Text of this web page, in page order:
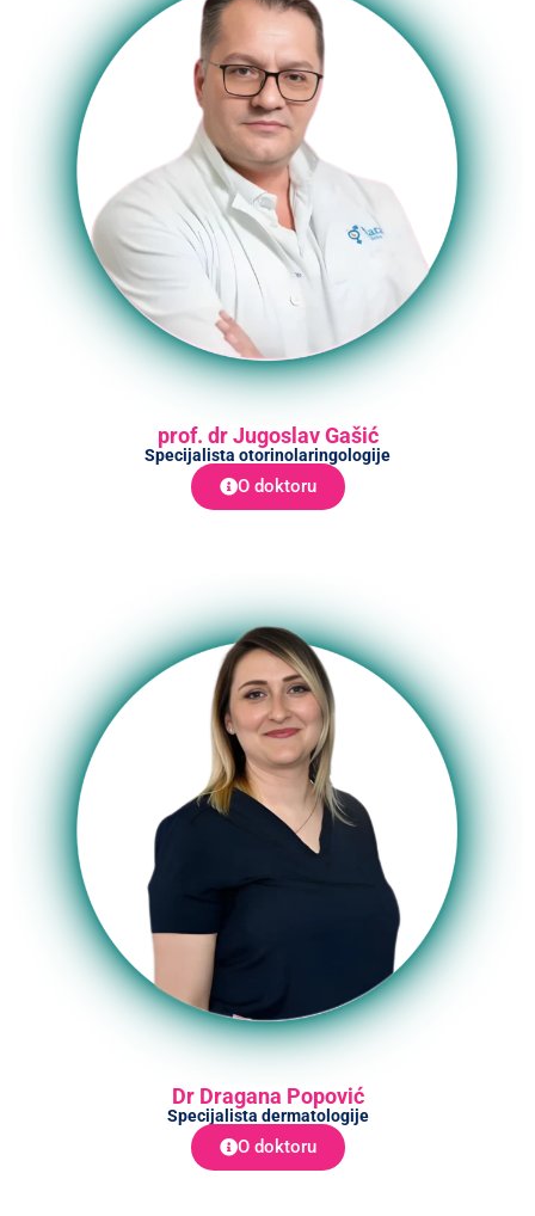
prof. dr Jugoslav Gašić
Specijalista otorinolaringologije
O doktoru
Dr Dragana Popović
Specijalista dermatologije
O doktoru